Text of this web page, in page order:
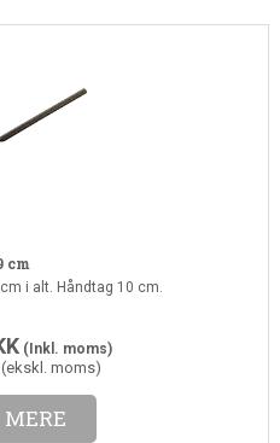
cm
i alt. Håndtag 10 cm.
(Inkl. moms)
(ekskl. moms)